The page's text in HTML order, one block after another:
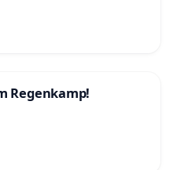
Regenkamp!